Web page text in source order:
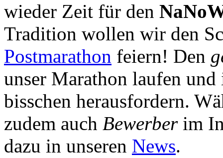
wieder Zeit für den
Tradition wollen wir den
Postmarathon feiern! Den
unser Marathon laufen
bisschen herausfordern.
zudem auch Bewerberim
dazu in unseren News.